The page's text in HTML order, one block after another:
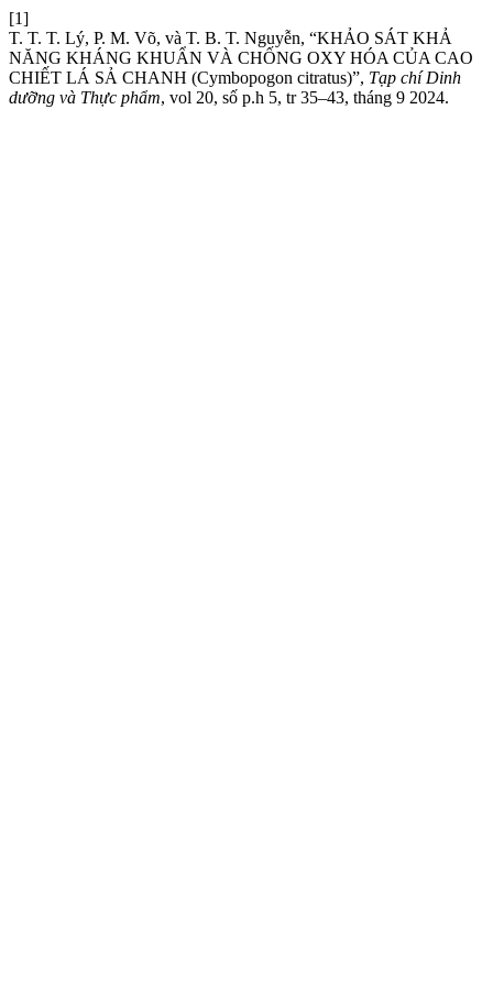
[1]
T. T. T. Lý, P. M. Võ, và T. B. T. Nguyễn, “KHẢO SÁT KHẢ
NĂNG KHÁNG KHUẨN VÀ CHỐNG OXY HÓA CỦA CAO
CHIẾT LÁ SẢ CHANH (Cymbopogon citratus)”, Tạp chí Dinh
dưỡng và Thực phẩm, vol 20, số p.h 5, tr 35–43, tháng 9 2024.